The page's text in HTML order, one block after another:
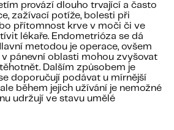
provází dlouho trvající a často
zažívací potíže, bolesti při
přítomnost krve v moči či ve
lékaře. Endometrióza se dá
metodou je operace, ovšem
pánevní oblasti mohou zvyšovat
Dalším způsobem je
doporučují podávat u mírnější
během jejich užívání je nemožné
udržují ve stavu umělé